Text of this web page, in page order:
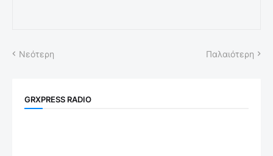
Νεότερη Παλαιότερη
GRXPRESS RADIO